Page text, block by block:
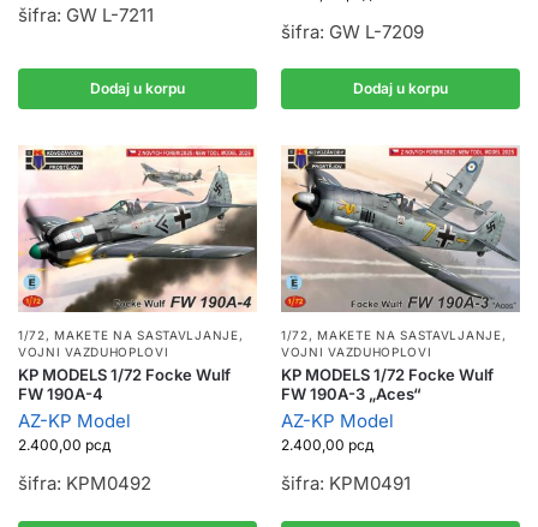
šifra: GW L-7211
Dodaj u korpu
šifra: GW L-7209
Dodaj u korpu
1/72, MAKETE NA SASTAVLJANJE,
VOJNI VAZDUHOPLOVI
KP MODELS 1/72 Focke Wulf
FW 190A-4
AZ-KP Model
2.400,00 рсд
šifra: KPM0492
1/72,MAKETE NA SASTAVLJANJE,
VOJNI VAZDUHOPLOVI
KP MODELS 1/72 Focke Wulf
FW 190A-3 „Aces“
AZ-KP Model
2.400,00 рсд
šifra: KPM0491